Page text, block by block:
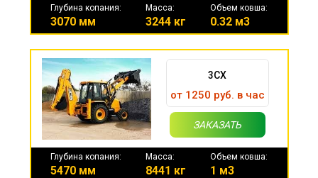
Глубина копания:
3070 мм
Масса:
3244 кг
Объем ковша:
0.32 м3
3CX
от 1250 руб. в час
ЗАКАЗАТЬ
Глубина копания:
5470 мм
Масса:
8441 кг
Объем ковша:
1 м3